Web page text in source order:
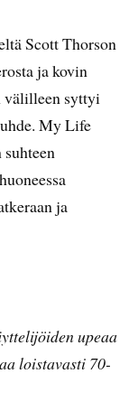
Scott Thorson
ja kovin
välilleen syttyi
My Life
ja
upeaa
loistavasti 70-